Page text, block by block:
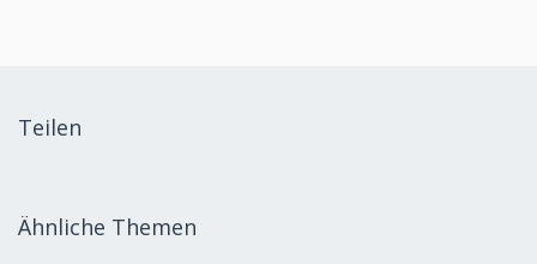
Teilen
Ähnliche Themen